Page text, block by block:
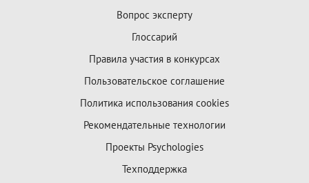
Вопрос эксперту
Глоссарий
Правила участия в конкурсах
Пользовательское соглашение
Политика использования cookies
Рекомендательные технологии
Проекты Psychologies
Техподдержка